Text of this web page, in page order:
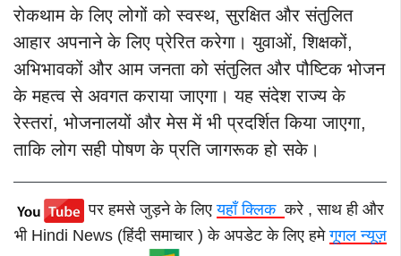
रोकथाम के लिए लोगों को स्वस्थ, सुरक्षित और संतुलित
आहार अपनाने के लिए प्रेरित करेगा। युवाओं, शिक्षकों,
अभिभावकों और आम जनता को संतुलित और पौष्टिक भोजन
के महत्व से अवगत कराया जाएगा। यह संदेश राज्य के
रेस्तरां, भोजनालयों और मेस में भी प्रदर्शित किया जाएगा,
ताकि लोग सही पोषण के प्रति जागरूक हो सके।
पर हमसे जुड़ने के लिएयहाँ क्लिककरे , साथ ही और
भी Hindi News (हिंदी समाचार ) के अपडेट के लिए हमेगूगल न्यूज़